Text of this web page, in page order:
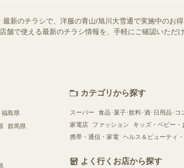
新のチラシで、洋服の青山/旭川大雪通で実施中のお
舗で使える最新のチラシ情報を、手軽にご確認いただ
福島県
群馬県
カテゴリから探す
スーパー
食品･菓子･飲料･酒･日用品･コ
家電店
ファッション
キッズ・ベビー・
携帯・通信・家電 ヘルス＆ビューティ
よく行くお店から探す